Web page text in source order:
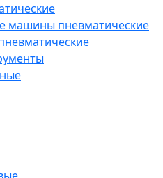
машины пневматические